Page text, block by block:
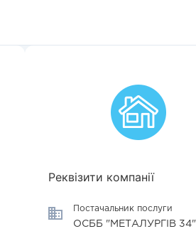
Реквізити компанії
Постачальник послуги
ОСББ "МЕТАЛУРГІВ 34"